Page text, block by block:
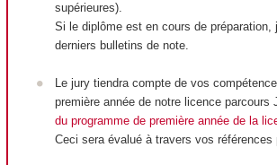
supérieures).
Si le diplôme est en cours de préparation,
derniers bulletins de note.
Le jury tiendra compte de vos
première année de notre licence parcours
du programme de première année de la
Ceci sera évalué à travers vos références